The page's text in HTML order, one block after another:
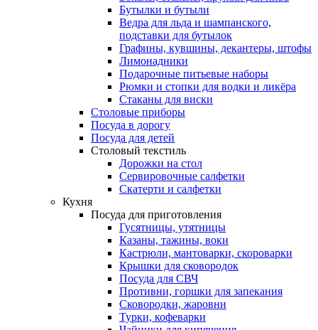
Бутылки и бутыли
Ведра для льда и шампанского,
подставки для бутылок
Графины, кувшины, декантеры, штофы
Лимонадники
Подарочные питьевые наборы
Рюмки и стопки для водки и ликёра
Стаканы для виски
Столовые приборы
Посуда в дорогу
Посуда для детей
Столовый текстиль
Дорожки на стол
Сервировочные салфетки
Скатерти и салфетки
Кухня
Посуда для приготовления
Гусятницы, утятницы
Казаны, тажины, воки
Кастрюли, мантоварки, скороварки
Крышки для сковородок
Посуда для СВЧ
Противни, горшки для запекания
Сковородки, жаровни
Турки, кофеварки